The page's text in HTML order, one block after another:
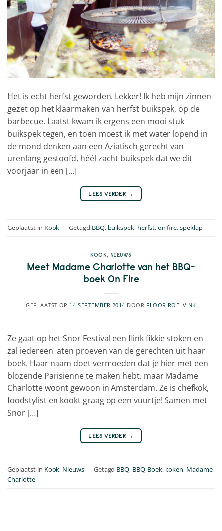
Het is echt herfst geworden. Lekker! Ik heb mijn zinnen
gezet op het klaarmaken van herfst buikspek, op de
barbecue. Laatst kwam ik ergens een mooi stuk
buikspek tegen, en toen moest ik met water lopend in
de mond denken aan een Aziatisch gerecht van
urenlang gestoofd, héél zacht buikspek dat we dit
voorjaar in een […]
LEES VERDER →
Geplaatst in Kook | Getagd BBQ, buikspek, herfst,on fire,speklap
KOOK, NIEUWS
Meet Madame Charlotte van het BBQ-
boek On Fire
GEPLAATST OP 14 SEPTEMBER 2014 DOOR FLOOR ROELVINK
Ze gaat op het Snor Festival een flink fikkie stoken en
zal iedereen laten proeven van de gerechten uit haar
boek. Haar naam doet vermoeden dat je hier met een
blozende Parisienne te maken hebt, maar Madame
Charlotte woont gewoon in Amsterdam. Ze is chefkok,
foodstylist en kookt graag op een vuurtje! Samen met
Snor […]
LEES VERDER →
Geplaatst in Kook, Nieuws | Getagd BBQ, BBQ-Boek, koken, Madame
Charlotte